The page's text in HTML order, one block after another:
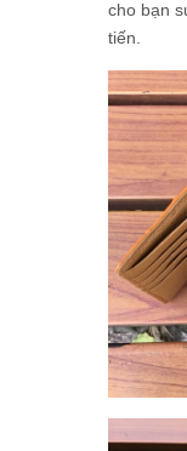
cho bạn
tiến.